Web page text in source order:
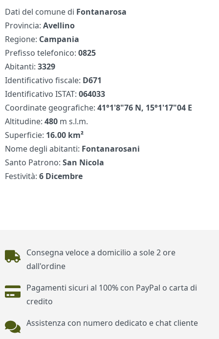
Dati del comune di Fontanarosa
Provincia:Avellino
Regione: Campania
Prefisso telefonico:0825
Abitanti:3329
Identificativo fiscale: D671
Identificativo ISTAT:064033
Coordinate geografiche:41°1'8"76 N, 15°1'17"04 E
Altitudine:480 m s.l.m.
Superficie: 16.00 km²
Nome degli abitanti: Fontanarosani
Santo Patrono:San Nicola
Festività:6 Dicembre
Piè di pagina
Consegna veloce a domicilio a sole 2 ore
dall'ordine
Pagamenti sicuri al 100% con PayPal o carta di
credito
Assistenza con numero dedicato e chat cliente